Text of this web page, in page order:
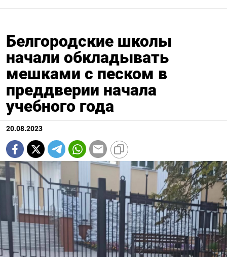
Белгородские школы
начали обкладывать
мешками с песком в
преддверии начала
учебного года
20.08.2023